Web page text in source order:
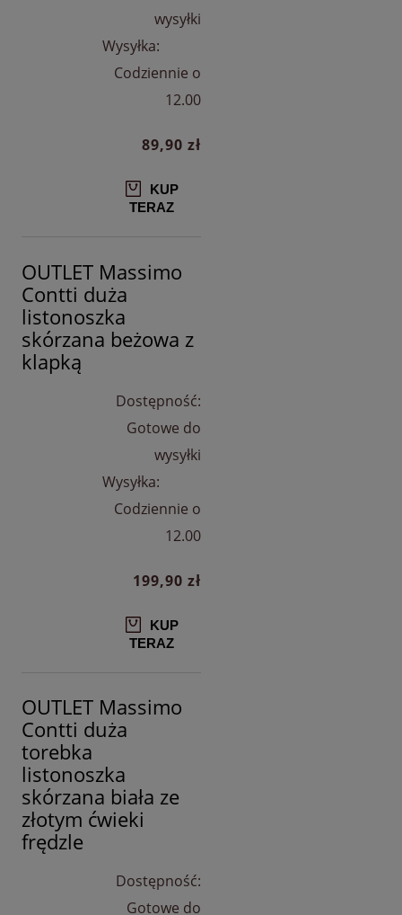
wysyłki
Wysyłka:
Codziennie o
12.00
89,90 zł
KUP
TERAZ
OUTLET Massimo
Contti duża
listonoszka
skórzana beżowa z
klapką
Dostępność:
Gotowe do
wysyłki
Wysyłka:
Codziennie o
12.00
199,90 zł
KUP
TERAZ
OUTLET Massimo
Contti duża
torebka
listonoszka
skórzana biała ze
złotym ćwieki
frędzle
Dostępność:
Gotowe do